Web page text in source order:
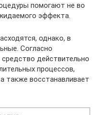
помогают не во
эффекта.
однако, в
Согласно
действительно
процессов,
также восстанавливает